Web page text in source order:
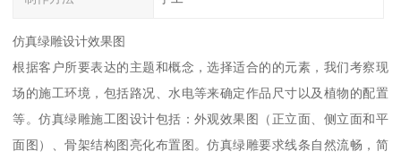
仿真绿雕设计效果图
根据客户所要表达的主题和概念，选择适合的的元素，我们考察现
场的施工环境，包括路况、水电等来确定作品尺寸以及植物的配置
等。仿真绿雕施工图设计包括：外观效果图（正立面、侧立面和平
面图）、骨架结构图亮化布置图。仿真绿雕要求线条自然流畅，简